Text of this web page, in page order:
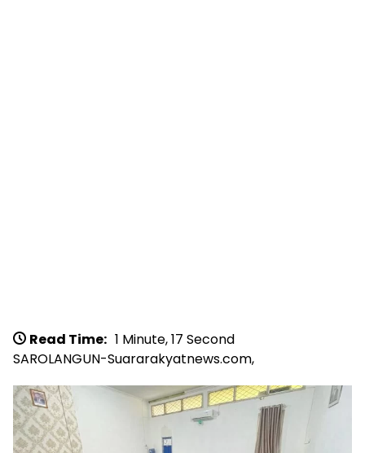
Read Time: 1 Minute, 17 Second
SAROLANGUN-Suararakyatnews.com,